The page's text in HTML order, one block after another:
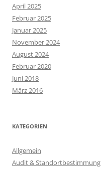
April 2025
Februar 2025
Januar 2025
November 2024
August 2024
Februar 2020
Juni 2018
März 2016
KATEGORIEN
Allgemein
Audit & Standortbestimmung